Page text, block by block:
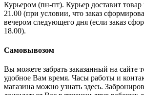
Курьером (пн-пт). Курьер доставит товар
21.00 (при условии, что заказ
вечером следующего дня (если заказ
18.00).
Самовывозом
Вы можете забрать заказанный на сайте
удобное Вам время. Часы работы и
магазина можно узнать здесь.